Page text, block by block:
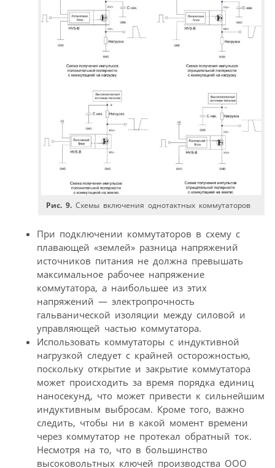
Рис. 9.Схемы включения однотактных коммутаторов
При подключении коммутаторов в схему с
плавающей «землей» разница напряжений
источников питания не должна превышать
максимальное рабочее напряжение
коммутатора, а наибольшее из этих
напряжений — электропрочность
гальванической изоляции между силовой и
управляющей частью коммутатора.
Использовать коммутаторы с индуктивной
нагрузкой следует с крайней осторожностью,
поскольку открытие и закрытие коммутатора
может происходить за время порядка единиц
наносекунд, что может привести к сильнейшим
индуктивным выбросам. Кроме того, важно
следить, чтобы ни в какой момент времени
через коммутатор не протекал обратный ток.
Несмотря на то, что в большинство
высоковольтных ключей производства ООО